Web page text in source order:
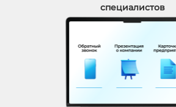
специалистов